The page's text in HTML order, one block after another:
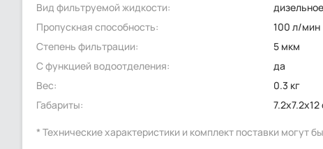
Вид фильтруемой жидкости:
Пропускная способность:
100 л/мин
Степень фильтрации:
5 мкм
С функцией водоотделения:
да
Вес:
0.3 кг
Габариты:
7.2x7.2x12
* Технические характеристики и комплект поставки